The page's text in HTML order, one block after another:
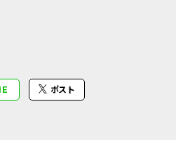
ポスト